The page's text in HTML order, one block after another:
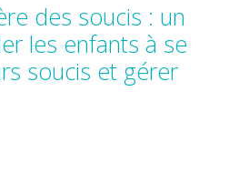
des soucis : un
les enfants à se
soucis et gérer